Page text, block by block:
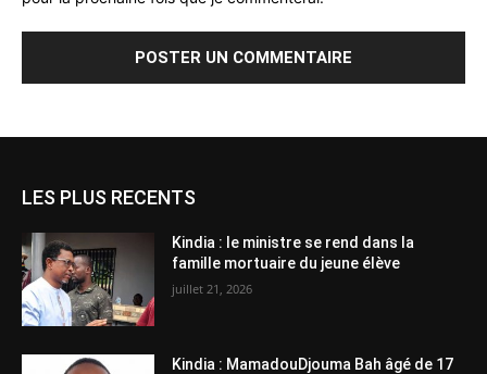
LES PLUS RECENTS
Kindia : le ministre se rend dans la
famille mortuaire du jeune élève
juillet 21, 2026
Kindia : MamadouDjouma Bah âgé de 17